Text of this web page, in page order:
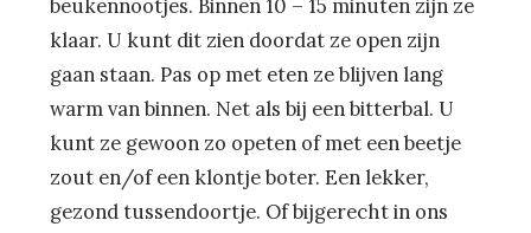
beukennootjes. Binnen 10 – 15 minuten zijn ze
klaar. U kunt dit zien doordat ze open zijn
gaan staan. Pas op met eten ze blijven lang
warm van binnen. Net als bij een bitterbal. U
kunt ze gewoon zo opeten of met een beetje
zout en/of een klontje boter. Een lekker,
gezond tussendoortje. Of bijgerecht in ons